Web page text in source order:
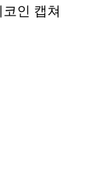
코인 캡쳐